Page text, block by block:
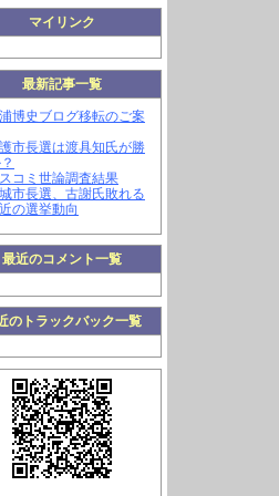
マイリンク
最新記事一覧
博史ブログ移転のご案
市長選は渡具知氏が勝
コミ世論調査結果
市長選、古謝氏敗れる
の選挙動向
最近のコメント一覧
のトラックバック一覧